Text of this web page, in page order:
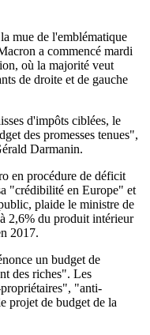
mue de l'emblématique
a commencé mardi
où la majorité veut
de droite et de gauche
d'impôts ciblées, le
des promesses tenues",
Darmanin.
en procédure de déficit
"crédibilité en Europe" et
plaide le ministre de
2,6% du produit intérieur
2017.
un budget de
des riches". Les
"anti-
projet de budget de la